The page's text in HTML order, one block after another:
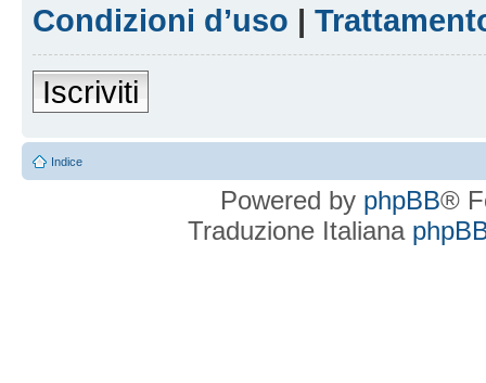
Condizioni d’uso |
Iscriviti
Indice
Powered by phpBB®
Traduzione Italiana